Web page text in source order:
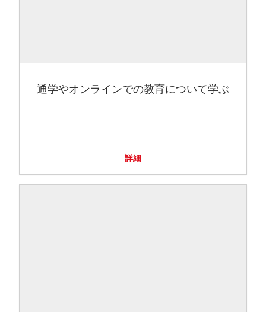
通学やオンラインでの教育について学ぶ
詳細